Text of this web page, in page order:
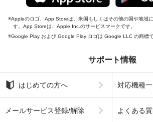
Appleのロゴ、App Storeは、米国もしくはその他の国や地域
す。App Storeは、Apple Inc.のサービスマークです。
Google Play および Google Play ロゴは Google LLC の商標で
サポート情報
はじめての方へ 対応機種
メールサービス登録/解除 よくある